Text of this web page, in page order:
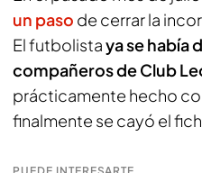
un paso de cerrar la
El futbolistaya se había
compañeros de Club
prácticamente hecho
finalmente se cayó el